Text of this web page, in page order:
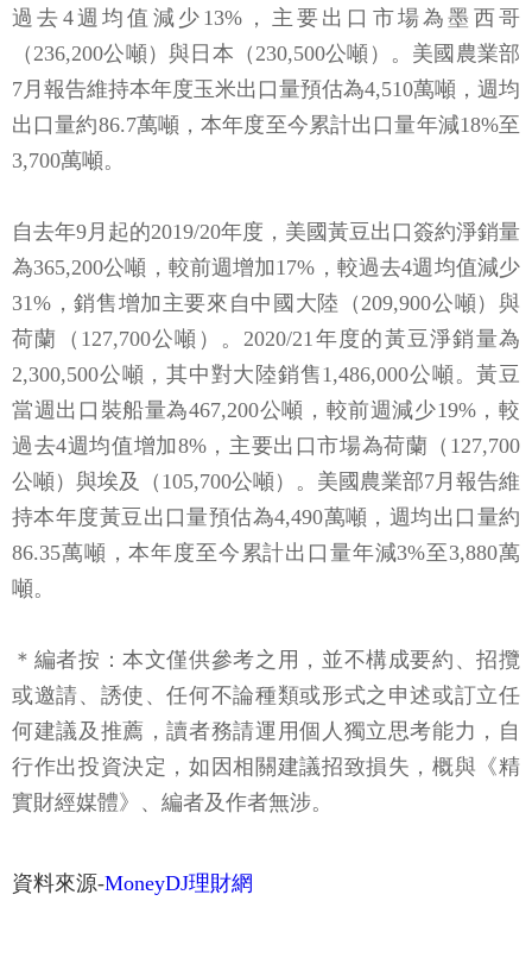
過去4週均值減少13%，主要出口市場為墨西哥
（236,200公噸）與日本（230,500公噸）。美國農業部
7月報告維持本年度玉米出口量預估為4,510萬噸，週均
出口量約86.7萬噸，本年度至今累計出口量年減18%至
3,700萬噸。
自去年9月起的2019/20年度，美國黃豆出口簽約淨銷量
為365,200公噸，較前週增加17%，較過去4週均值減少
31%，銷售增加主要來自中國大陸（209,900公噸）與
荷蘭（127,700公噸）。2020/21年度的黃豆淨銷量為
2,300,500公噸，其中對大陸銷售1,486,000公噸。黃豆
當週出口裝船量為467,200公噸，較前週減少19%，較
過去4週均值增加8%，主要出口市場為荷蘭（127,700
公噸）與埃及（105,700公噸）。美國農業部7月報告維
持本年度黃豆出口量預估為4,490萬噸，週均出口量約
86.35萬噸，本年度至今累計出口量年減3%至3,880萬
噸。
＊編者按：本文僅供參考之用，並不構成要約、招攬
或邀請、誘使、任何不論種類或形式之申述或訂立任
何建議及推薦，讀者務請運用個人獨立思考能力，自
行作出投資決定，如因相關建議招致損失，概與《精
實財經媒體》、編者及作者無涉。
資料來源-MoneyDJ理財網